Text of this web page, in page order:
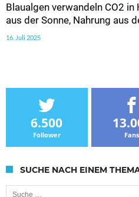
Blaualgen verwandeln CO2
aus der Sonne, Nahrung aus
16. Juli 2025
6.500
Follower Fans
SUCHE NACH EINEM
Suche nach: